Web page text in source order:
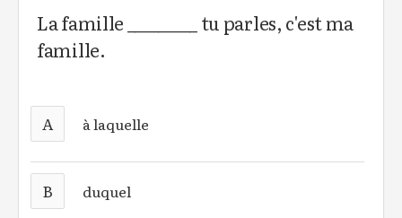
La famille _________ tu parles, c'est ma
famille.
A à laquelle
B duquel